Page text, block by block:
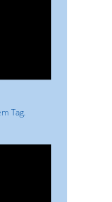
Tag.